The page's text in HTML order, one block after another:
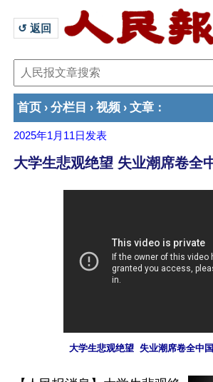
↺ 返回
首页 › 分栏目 › 视频 › 文章 ：
2025年1月11日 发表
大学生悲观绝望 失业潮席卷全
大学生悲观绝望  失业潮席卷全中国